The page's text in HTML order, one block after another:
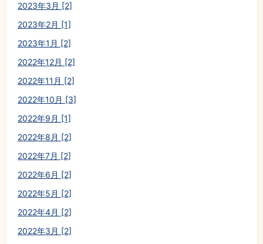
2023年3月 [2]
2023年2月 [1]
2023年1月 [2]
2022年12月 [2]
2022年11月 [2]
2022年10月 [3]
2022年9月 [1]
2022年8月 [2]
2022年7月 [2]
2022年6月 [2]
2022年5月 [2]
2022年4月 [2]
2022年3月 [2]